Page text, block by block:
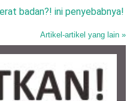
badan?! ini penyebabnya!
Artikel-artikel yang lain »